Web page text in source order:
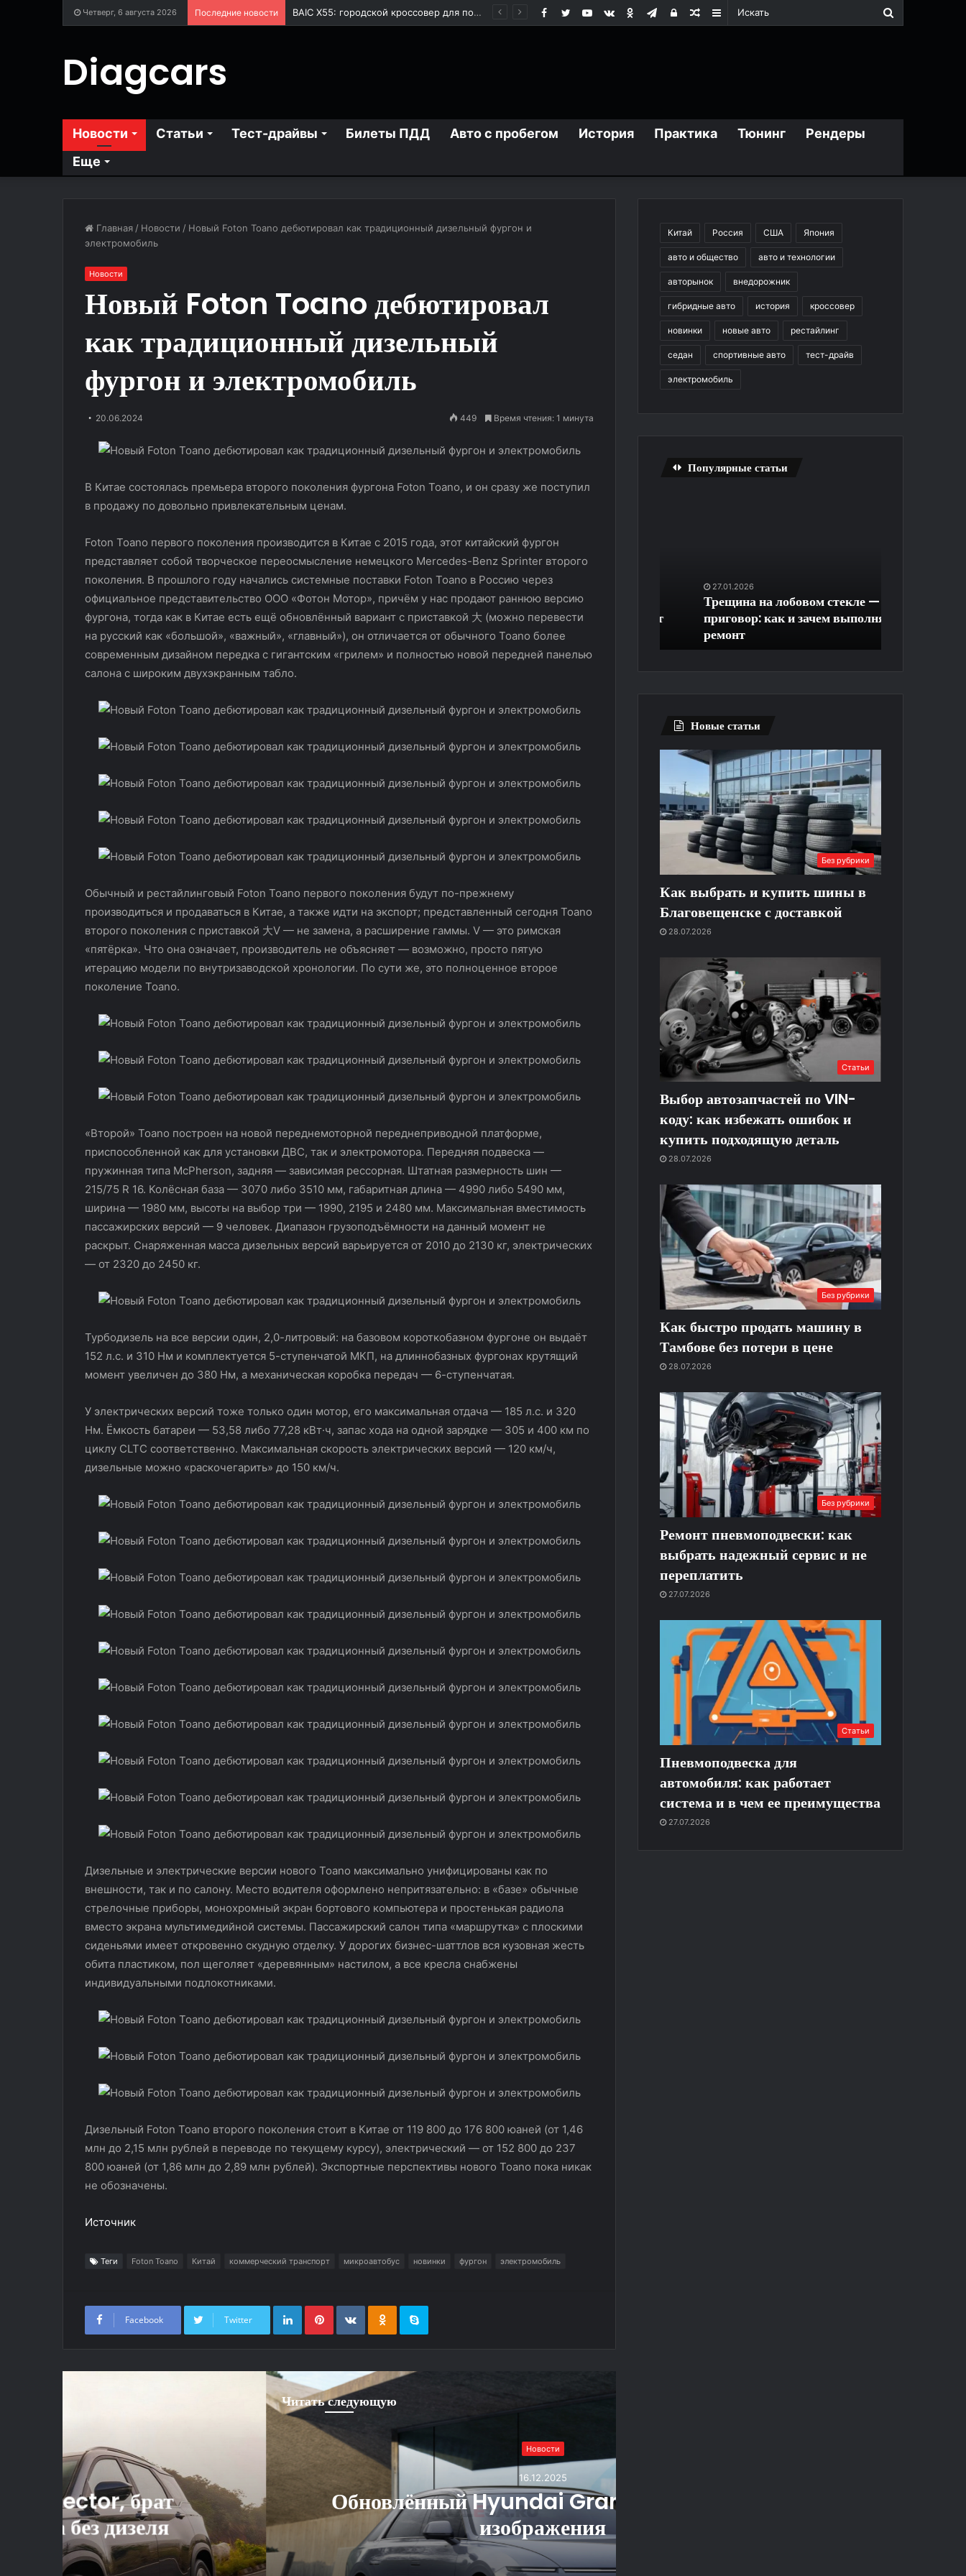
Четверг, 6 августа 2026 Последние новости Запчасти для европейских грузовиков: как выбрать надежные комплектующие для долгой работы техники Sidebar
Случайная
Войти
Telegram
Одноклассники
vk.com
YouTube
Twitter
Facebook
Diagcars
Новости Статьи Тест-драйвы Билеты ПДД Авто с пробегом История Практика Тюнинг
Рендеры
Еще
Главная / Новости / Новый Foton Toano дебютировал как традиционный дизельный фургон и
электромобиль
Новости
Новый Foton Toano дебютировал
как традиционный дизельный
фургон и электромобиль
20.06.2024 449 Время чтения: 1 минута
В Китае состоялась премьера второго поколения фургона Foton Toano, и он сразу же поступил
в продажу по довольно привлекательным ценам.
Foton Toano первого поколения производится в Китае с 2015 года, этот китайский фургон
представляет собой творческое переосмысление немецкого Mercedes-Benz Sprinter второго
поколения. В прошлого году начались системные поставки Foton Toano в Россию через
официальное представительство ООО «Фотон Мотор», причём у нас продают раннюю версию
фургона, тогда как в Китае есть ещё обновлённый вариант с приставкой 大 (можно перевести
на русский как «большой», «важный», «главный»), он отличается от обычного Toano более
современным дизайном передка с гигантским «грилем» и полностью новой передней панелью
салона с широким двухэкранным табло.
Обычный и рестайлинговый Foton Toano первого поколения будут по-прежнему
производиться и продаваться в Китае, а также идти на экспорт; представленный сегодня Toano
второго поколения с приставкой 大V — не замена, а расширение гаммы. V — это римская
«пятёрка». Что она означает, производитель не объясняет — возможно, просто пятую
итерацию модели по внутризаводской хронологии. По сути же, это полноценное второе
поколение Toano.
«Второй» Toano построен на новой переднемоторной переднеприводной платформе,
приспособленной как для установки ДВС, так и электромотора. Передняя подвеска —
пружинная типа McPherson, задняя — зависимая рессорная. Штатная размерность шин —
215/75 R 16. Колёсная база — 3070 либо 3510 мм, габаритная длина — 4990 либо 5490 мм,
ширина — 1980 мм, высоты на выбор три — 1990, 2195 и 2480 мм. Максимальная вместимость
пассажирских версий — 9 человек. Диапазон грузоподъёмности на данный момент не
раскрыт. Снаряженная масса дизельных версий варьируется от 2010 до 2130 кг, электрических
— от 2320 до 2450 кг.
Турбодизель на все версии один, 2,0-литровый: на базовом короткобазном фургоне он выдаёт
152 л.с. и 310 Нм и комплектуется 5-ступенчатой МКП, на длиннобазных фургонах крутящий
момент увеличен до 380 Нм, а механическая коробка передач — 6-ступенчатая.
У электрических версий тоже только один мотор, его максимальная отдача — 185 л.с. и 320
Нм. Ёмкость батареи — 53,58 либо 77,28 кВт·ч, запас хода на одной зарядке — 305 и 400 км по
циклу CLTC соответственно. Максимальная скорость электрических версий — 120 км/ч,
дизельные можно «раскочегарить» до 150 км/ч.
Дизельные и электрические версии нового Toano максимально унифицированы как по
внешности, так и по салону. Место водителя оформлено непритязательно: в «базе» обычные
стрелочные приборы, монохромный экран бортового компьютера и простенькая радиола
вместо экрана мультимедийной системы. Пассажирский салон типа «маршрутка» с плоскими
сиденьями имеет откровенно скудную отделку. У дорогих бизнес-шаттлов вся кузовная жесть
обита пластиком, пол щеголяет «деревянным» настилом, а все кресла снабжены
индивидуальными подлокотниками.
Дизельный Foton Toano второго поколения стоит в Китае от 119 800 до 176 800 юаней (от 1,46
млн до 2,15 млн рублей в переводе по текущему курсу), электрический — от 152 800 до 237
800 юаней (от 1,86 млн до 2,89 млн рублей). Экспортные перспективы нового Toano пока никак
не обозначены.
Источник
Теги Foton Toano Китай коммерческий транспорт микроавтобус новинки фургон электромобиль
Facebook Twitter
LinkedInPinterestВконтактеОдноклассники
Skype
Читать следующую
Новости
Обновлённый Hyundai Grandeur: первые
изображения
Китай Россия США Япония
авто и общество авто и технологии
авторынок внедорожник
гибридные авто история кроссовер
новинки новые авто рестайлинг
седан спортивные авто тест-драйв
электромобиль
Популярные статьи
Альтернатива хитовому Monjaro?
Тест-драйв Geely Okavango
полиуретановая
Hexis
BodyFence:
защита
кузова
автомобиля
13.11.2025
Защитная полиуретановая пленка
Hexis BodyFence: надежная
защита кузова автомобиля
столице:
JETOUR
GN
покоряет
Москву
22.09.2025
Восточный ветер в столице:
JETOUR GN Service покоряет
Москву
приговор:
и
выполняют
27.01.2026
Трещина на лобовом стекле — не
приговор: как и зачем выполняют
ремонт
регистрации
без
Новые статьи
Без рубрики
Как выбрать и купить шины в
Благовещенске с доставкой
28.07.2026
Статьи
Выбор автозапчастей по VIN-
коду: как избежать ошибок и
купить подходящую деталь
28.07.2026
Без рубрики
Как быстро продать машину в
Тамбове без потери в цене
28.07.2026
Без рубрики
Ремонт пневмоподвески: как
выбрать надежный сервис и не
переплатить
27.07.2026
Статьи
Пневмоподвеска для
автомобиля: как работает
система и в чем ее преимущества
27.07.2026